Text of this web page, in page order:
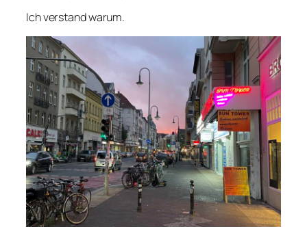
Ich verstand warum.